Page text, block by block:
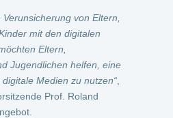
von Eltern,
mit den digitalen
Eltern,
Jugendlichen helfen, eine
Medien zu nutzen“,
Prof. Roland